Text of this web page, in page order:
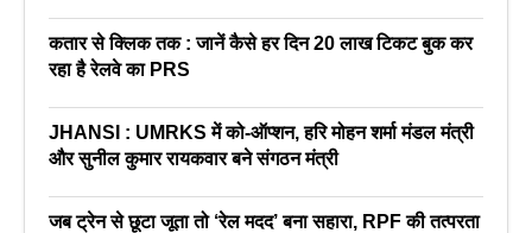
कतार से क्लिक तक : जानें कैसे हर दिन 20 लाख टिकट बुक कर
रहा है रेलवे का PRS
JHANSI : UMRKS में को-ऑप्शन, हरि मोहन शर्मा मंडल मंत्री
और सुनील कुमार रायकवार बने संगठन मंत्री
जब ट्रेन से छूटा जूता तो ‘रेल मदद’ बना सहारा, RPF की तत्परता